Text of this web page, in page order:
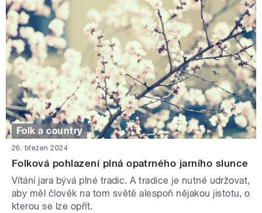
Folk a country
26. březen 2024
Folková pohlazení plná opatrného jarního slunce
Vítání jara bývá plné tradic. A tradice je nutné udržovat,
aby měl člověk na tom světě alespoň nějakou jistotu, o
kterou se lze opřít.